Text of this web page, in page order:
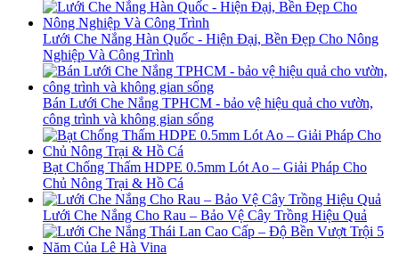
Lưới Che Nắng Hàn Quốc - Hiện Đại, Bền Đẹp Cho Nông
Nghiệp Và Công Trình
Bán Lưới Che Nắng TPHCM - bảo vệ hiệu quả cho vườn,
công trình và không gian sống
Bạt Chống Thấm HDPE 0.5mm Lót Ao – Giải Pháp Cho
Chủ Nông Trại & Hồ Cá
Lưới Che Nắng Cho Rau – Bảo Vệ Cây Trồng Hiệu Quả